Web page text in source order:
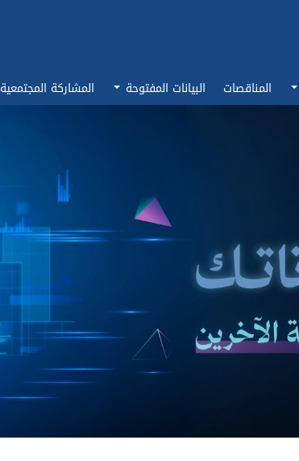
المناقصات البيانات المفتوحة المشاركة المجتمعية